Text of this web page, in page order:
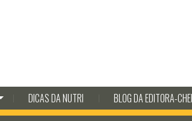
DICAS DA NUTRI BLOG DA EDITORA-